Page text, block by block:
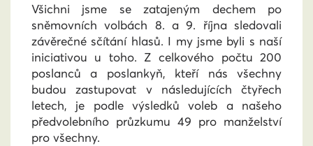
Všichni jsme se zatajeným dechem po
sněmovních volbách 8. a 9. října sledovali
závěrečné sčítání hlasů. I my jsme byli s naší
iniciativou u toho. Z celkového počtu 200
poslanců a poslankyň, kteří nás všechny
budou zastupovat v následujících čtyřech
letech, je podle výsledků voleb a našeho
předvolebního průzkumu 49 pro manželství
pro všechny.